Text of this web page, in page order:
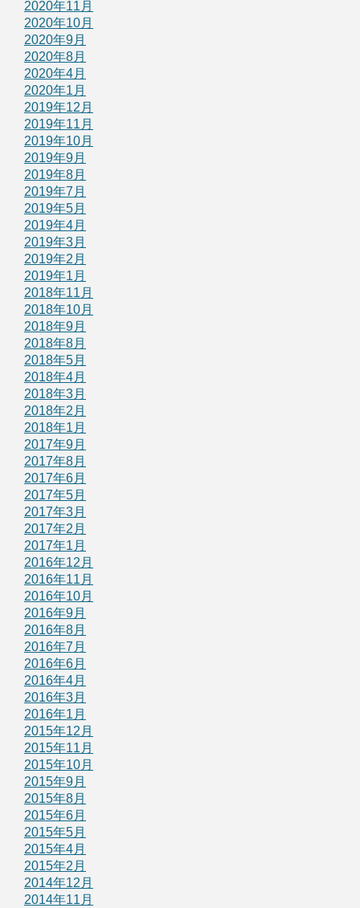
2020年11月
2020年10月
2020年9月
2020年8月
2020年4月
2020年1月
2019年12月
2019年11月
2019年10月
2019年9月
2019年8月
2019年7月
2019年5月
2019年4月
2019年3月
2019年2月
2019年1月
2018年11月
2018年10月
2018年9月
2018年8月
2018年5月
2018年4月
2018年3月
2018年2月
2018年1月
2017年9月
2017年8月
2017年6月
2017年5月
2017年3月
2017年2月
2017年1月
2016年12月
2016年11月
2016年10月
2016年9月
2016年8月
2016年7月
2016年6月
2016年4月
2016年3月
2016年1月
2015年12月
2015年11月
2015年10月
2015年9月
2015年8月
2015年6月
2015年5月
2015年4月
2015年2月
2014年12月
2014年11月